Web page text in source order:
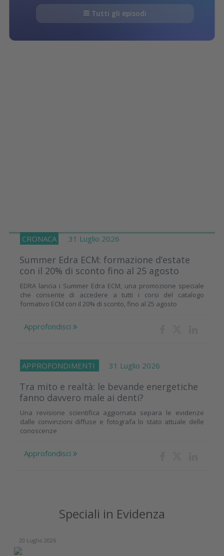
Tutti gli episodi
CRONACA 31 Luglio 2026
Summer Edra ECM: formazione d’estate
con il 20% di sconto fino al 25 agosto
EDRA lancia i Summer Edra ECM, una promozione speciale
che consente di accedere a tutti i corsi del catalogo
formativo ECM con il 20% di sconto, fino al 25 agosto
Approfondisci
APPROFONDIMENTI 31 Luglio 2026
Tra mito e realtà: le bevande energetiche
fanno davvero male ai denti?
Una revisione scientifica aggiornata separa le evidenze
dalle convinzioni diffuse e fotografa lo stato attuale delle
conoscenze
Approfondisci
Speciali in Evidenza
20 Luglio 2026